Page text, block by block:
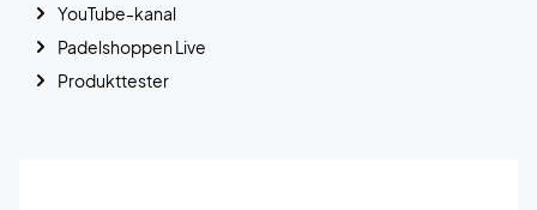
YouTube-kanal
Padelshoppen Live
Produkttester